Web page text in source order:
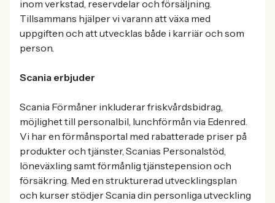
inom verkstad, reservdelar och försäljning.
Tillsammans hjälper vi varann att växa med
uppgiften och att utvecklas både i karriär och som
person.
Scania erbjuder
Scania Förmåner inkluderar friskvårdsbidrag,
möjlighet till personalbil, lunchförmån via Edenred.
Vi har en förmånsportal med rabatterade priser på
produkter och tjänster, Scanias Personalstöd,
löneväxling samt förmånlig tjänstepension och
försäkring. Med en strukturerad utvecklingsplan
och kurser stödjer Scania din personliga utveckling